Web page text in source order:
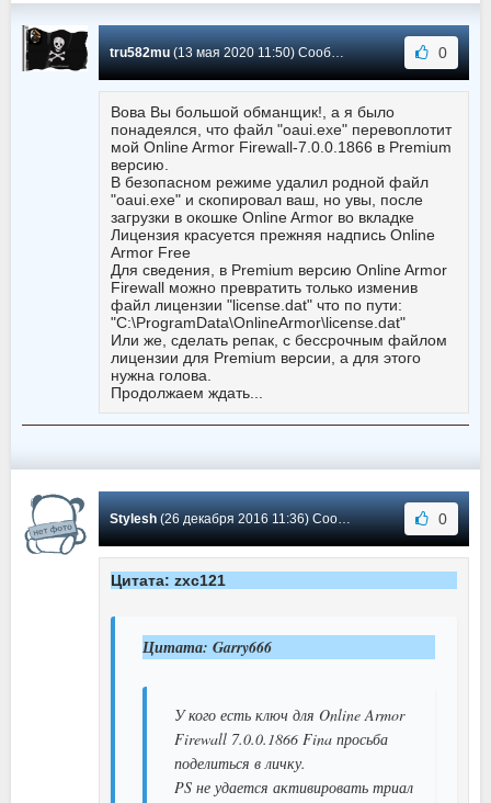
tru582mu(13 мая 2020 11:50) Сообщение #94 0
Вова Вы большой обманщик!, а я было
понадеялся, что файл "oaui.exe" перевоплотит
мой Online Armor Firewall-7.0.0.1866 в Premium
версию.
В безопасном режиме удалил родной файл
"oaui.exe" и скопировал ваш, но увы, после
загрузки в окошке Online Armor во вкладке
Лицензия красуется прежняя надпись Online
Armor Free
Для сведения, в Premium версию Online Armor
Firewall можно превратить только изменив
файл лицензии "license.dat" что по пути:
"C:\ProgramData\OnlineArmor\license.dat"
Или же, сделать репак, с бессрочным файлом
лицензии для Premium версии, а для этого
нужна голова.
Продолжаем ждать...
Stylesh(26 декабря 2016 11:36) Сообщение #93 0
Цитата: zxc121
Цитата: Garry666
У кого есть ключ для Online Armor
Firewall 7.0.0.1866 Fina просьба
поделиться в личку.
PS не удается активировать триал